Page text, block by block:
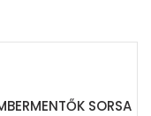
SORSA